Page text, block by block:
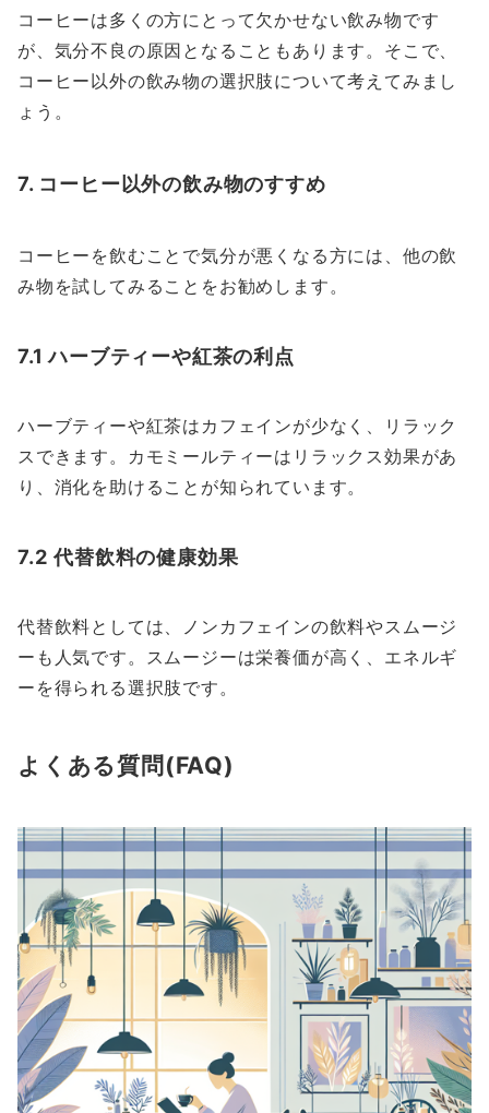
コーヒーは多くの方にとって欠かせない飲み物です
が、気分不良の原因となることもあります。そこで、
コーヒー以外の飲み物の選択肢について考えてみまし
ょう。
7. コーヒー以外の飲み物のすすめ
コーヒーを飲むことで気分が悪くなる方には、他の飲
み物を試してみることをお勧めします。
7.1 ハーブティーや紅茶の利点
ハーブティーや紅茶はカフェインが少なく、リラック
スできます。カモミールティーはリラックス効果があ
り、消化を助けることが知られています。
7.2 代替飲料の健康効果
代替飲料としては、ノンカフェインの飲料やスムージ
ーも人気です。スムージーは栄養価が高く、エネルギ
ーを得られる選択肢です。
よくある質問(FAQ)